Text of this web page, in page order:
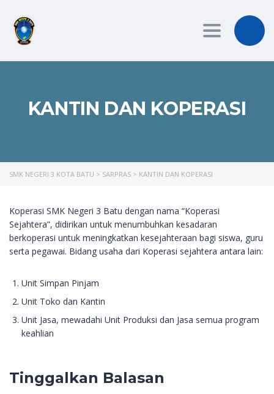
Toggle
KANTIN DAN KOPERASI
SMK NEGERI 3 KOTA BATU > SARPRAS > KANTIN DAN KOPERASI
Koperasi SMK Negeri 3 Batu dengan nama “Koperasi
Sejahtera”, didirikan untuk menumbuhkan kesadaran
berkoperasi untuk meningkatkan kesejahteraan bagi siswa, guru
serta pegawai. Bidang usaha dari Koperasi sejahtera antara lain:
Unit Simpan Pinjam
Unit Toko dan Kantin
Unit Jasa, mewadahi Unit Produksi dan Jasa semua program
keahlian
Tinggalkan Balasan